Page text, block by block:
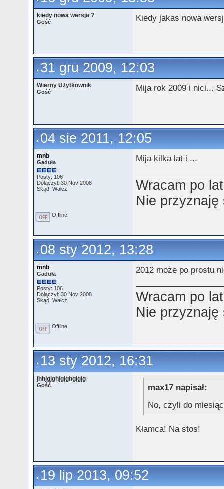
kiedy nowa wersja ?
Gość Kiedy jakas nowa
31 gru 2009, 12:03
Wierny Użytkownik
Gość Mija rok 2009 i nici...
04 sie 2011, 12:05
mnb
Gaduła
Posty: 106
Dołączył: 30 Nov 2008
Skąd: Wałcz
Mija kilka lat i ...
Wracam po
Nie
Offline
08 sty 2012, 13:28
mnb
Gaduła
Posty: 106
Dołączył: 30 Nov 2008
Skąd: Wałcz
2012 może po prostu
Wracam po
Nie
Offline
13 sty 2012, 16:31
jhhjgjghjgjghgjgjg
Gość
max17 napisał:
No, czyli do
Kłamca! Na stos!
19 lip 2013, 09:52